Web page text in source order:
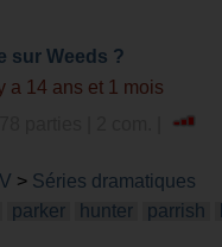
sur Weeds ?
a 14 ans et 1 mois
> Séries dramatiques
parker hunter parrish